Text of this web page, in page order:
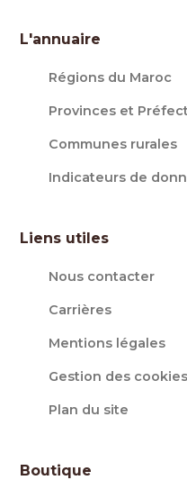
L'annuaire
Régions du Maroc
Provinces et
Communes rurales
Indicateurs de
Liens utiles
Nous contacter
Carrières
Mentions légales
Gestion des cookies
Plan du site
Boutique